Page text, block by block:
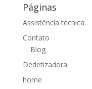
Páginas
Assistência técnica
Contato
Blog
Dedetizadora
home